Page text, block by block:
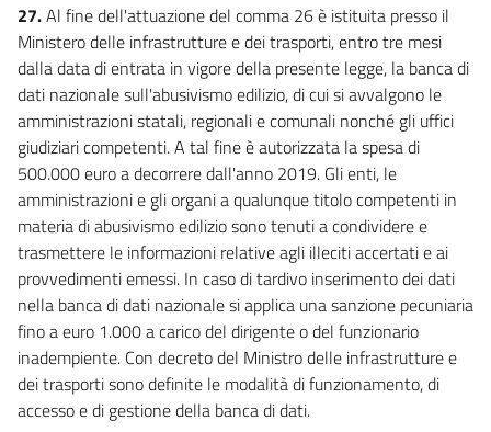
27.Al fine dell'attuazione del comma 26 è istituita presso il
Ministero delle infrastrutture e dei trasporti, entro tre mesi
dalla data di entrata in vigore della presente legge, la banca di
dati nazionale sull'abusivismo edilizio, di cui si avvalgono le
amministrazioni statali, regionali e comunali nonché gli uffici
giudiziari competenti. A tal fine è autorizzata la spesa di
500.000 euro a decorrere dall'anno 2019. Gli enti, le
amministrazioni e gli organi a qualunque titolo competenti in
materia di abusivismo edilizio sono tenuti a condividere e
trasmettere le informazioni relative agli illeciti accertati e ai
provvedimenti emessi. In caso di tardivo inserimento dei dati
nella banca di dati nazionale si applica una sanzione pecuniaria
fino a euro 1.000 a carico del dirigente o del funzionario
inadempiente. Con decreto del Ministro delle infrastrutture e
dei trasporti sono definite le modalità di funzionamento, di
accesso e di gestione della banca di dati.